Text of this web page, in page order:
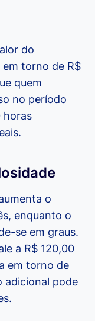
do
torno de R$
quem
no período
horas
o
enquanto o
se em graus.
a R$ 120,00
em torno de
adicional pode